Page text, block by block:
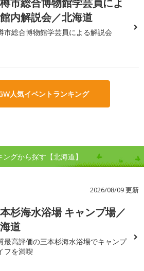
内解説会／北海道
市総合博物館学芸員による解説会
人気イベントランキング
グから探す【北海道】
2026/08/09 更新
杉海水浴場 キャンプ場／
道
最高評価の三本杉海水浴場でキャンプ
フを満喫